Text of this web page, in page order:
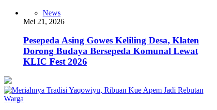
News
Mei 21, 2026
Pesepeda Asing Gowes Keliling Desa, Klaten
Dorong Budaya Bersepeda Komunal Lewat
KLIC Fest 2026